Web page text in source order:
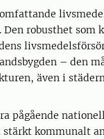
robusthet som
– den
även i
pågående
kommunalt